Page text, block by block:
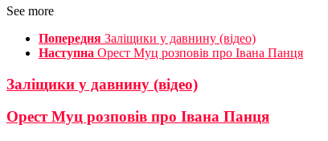
See more
Попередня Заліщики у давнину (відео)
Наступна Орест Муц розповів про Івана Панця
Заліщики у давнину (відео)
Орест Муц розповів про Івана Панця